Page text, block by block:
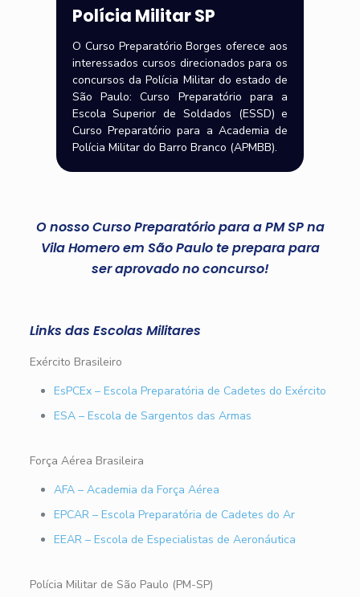
Polícia Militar SP
O Curso Preparatório Borges oferece aos
interessados cursos direcionados para os
concursos da Polícia Militar do estado de
São Paulo: Curso Preparatório para a
Escola Superior de Soldados (ESSD) e
Curso Preparatório para a Academia de
Polícia Militar do Barro Branco (APMBB).
O nosso Curso Preparatório para a PM SP na
Vila Homero em São Paulo te prepara para
ser aprovado no concurso!
Links das Escolas Militares
Exército Brasileiro
EsPCEx – Escola Preparatória de Cadetes do Exército
ESA – Escola de Sargentos das Armas
Força Aérea Brasileira
AFA – Academia da Força Aérea
EPCAR – Escola Preparatória de Cadetes do Ar
EEAR – Escola de Especialistas de Aeronáutica
Polícia Militar de São Paulo (PM-SP)